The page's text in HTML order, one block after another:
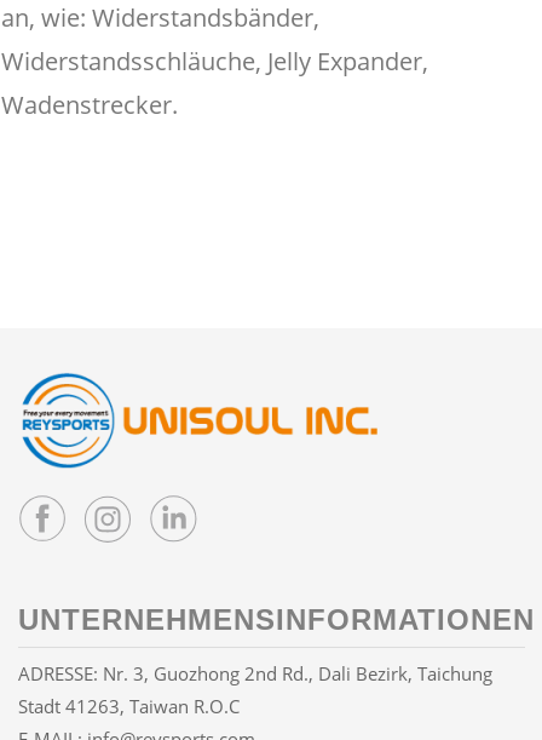
an, wie: Widerstandsbänder,
Widerstandsschläuche, Jelly Expander,
Wadenstrecker.
UNTERNEHMENSINFORMATIONEN
ADRESSE: Nr. 3, Guozhong 2nd Rd., Dali Bezirk, Taichung
Stadt 41263, Taiwan R.O.C